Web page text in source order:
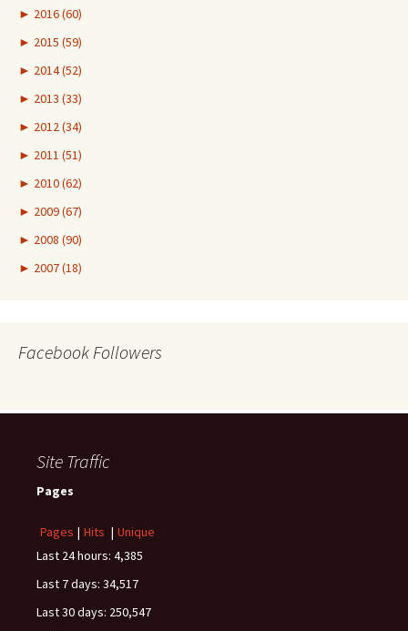
► 2016 (60)
► 2015 (59)
► 2014 (52)
► 2013 (33)
► 2012 (34)
► 2011 (51)
► 2010 (62)
► 2009 (67)
► 2008 (90)
► 2007 (18)
Facebook Followers
Site Traffic
Pages
Pages | Hits | Unique
Last 24 hours: 4,385
Last 7 days: 34,517
Last 30 days: 250,547